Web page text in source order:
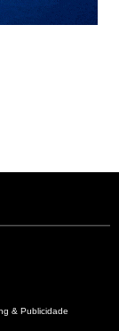
& Publicidade